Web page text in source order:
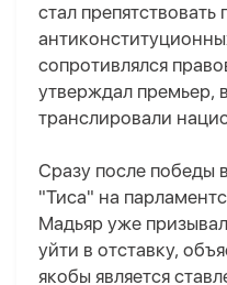
стал
сопротивлялся
утверждал премьер,
транслировали
Сразу после победы
"Тиса" на
Мадьяр уже
уйти в отставку,
якобы является